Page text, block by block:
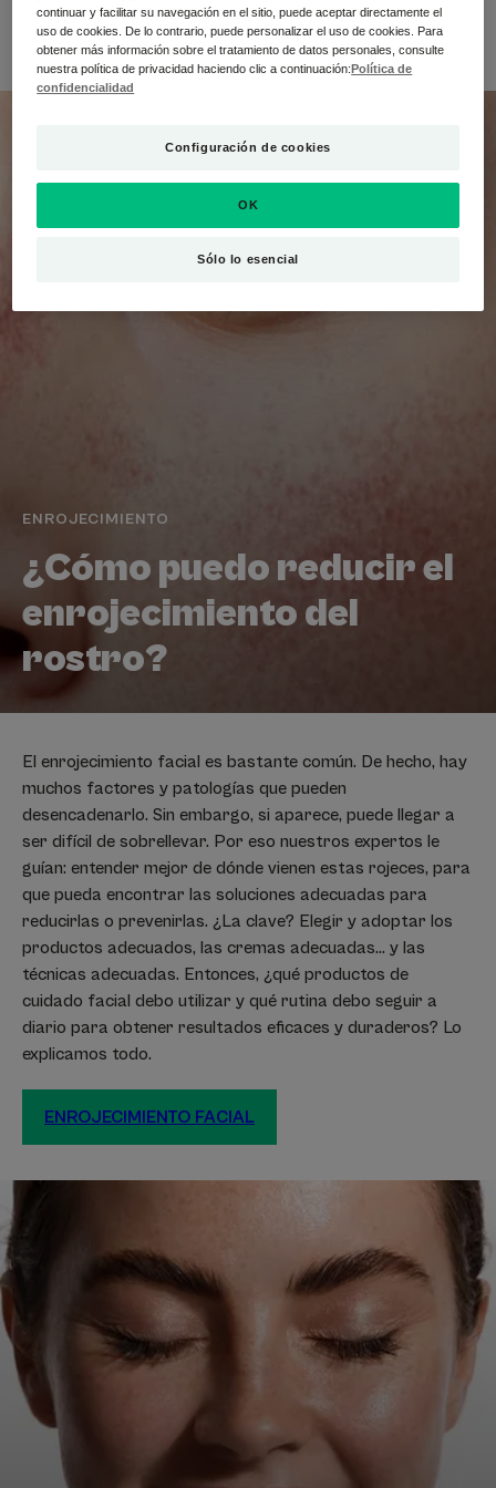
proporcionarle todos los consejos para una buena rutina
diaria. ¿Le suena? ¡Siga la guía!
ENROJECIMIENTO
¿Cómo puedo reducir el
enrojecimiento del
rostro?
El enrojecimiento facial es bastante común. De hecho, hay
muchos factores y patologías que pueden
desencadenarlo. Sin embargo, si aparece, puede llegar a
ser difícil de sobrellevar. Por eso nuestros expertos le
guían: entender mejor de dónde vienen estas rojeces, para
que pueda encontrar las soluciones adecuadas para
reducirlas o prevenirlas. ¿La clave? Elegir y adoptar los
productos adecuados, las cremas adecuadas... y las
técnicas adecuadas. Entonces, ¿qué productos de
cuidado facial debo utilizar y qué rutina debo seguir a
diario para obtener resultados eficaces y duraderos? Lo
explicamos todo.
ENROJECIMIENTO FACIAL
continuar y facilitar su navegación en el sitio, puede aceptar directamente el
uso de cookies. De lo contrario, puede personalizar el uso de cookies. Para
obtener más información sobre el tratamiento de datos personales, consulte
nuestra política de privacidad haciendo clic a continuación:Política de
confidencialidad
Configuración de cookies
Sólo lo esencial
OK